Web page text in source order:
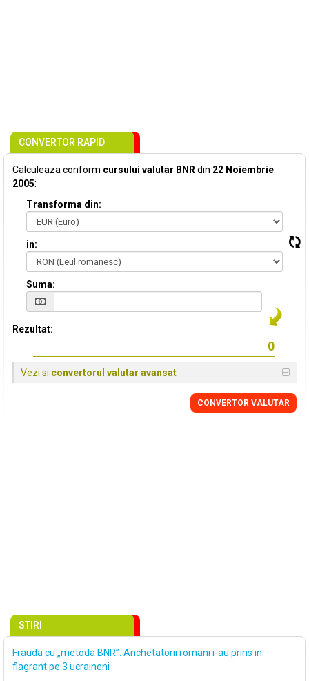
CONVERTOR RAPID
Calculeaza conform cursului valutar BNR din 22 Noiembrie
2005:
Transforma din:
in:
Suma:
Rezultat:
Vezi si convertorul valutar avansat
CONVERTOR VALUTAR
STIRI
Frauda cu „metoda BNR”. Anchetatorii romani i-au prins in
flagrant pe 3 ucraineni